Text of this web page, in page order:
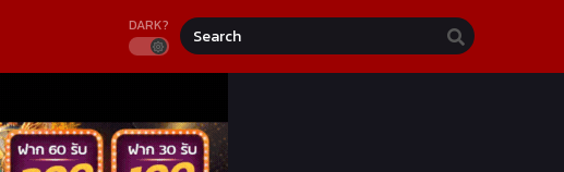
DARK?